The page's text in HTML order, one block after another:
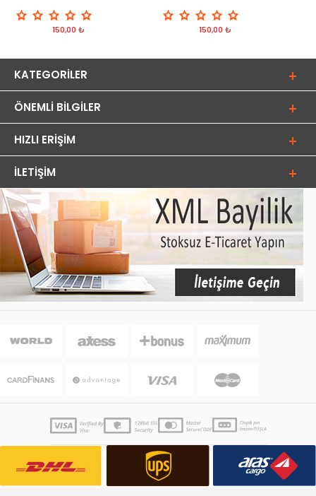
150,00 ₺ 150,00 ₺
KATEGORILER
ÖNEMLI BILGILER
HIZLI ERIŞIM
İLETIŞIM